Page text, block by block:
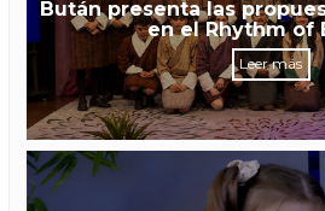
Bután presenta las
en el Rhythm of
Leer más